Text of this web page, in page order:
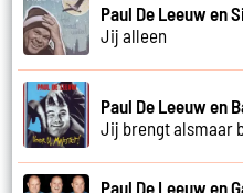
Paul De Leeuw en
Jij alleen
Paul De Leeuw en
Jij brengt alsmaar
Paul De Leeuw en